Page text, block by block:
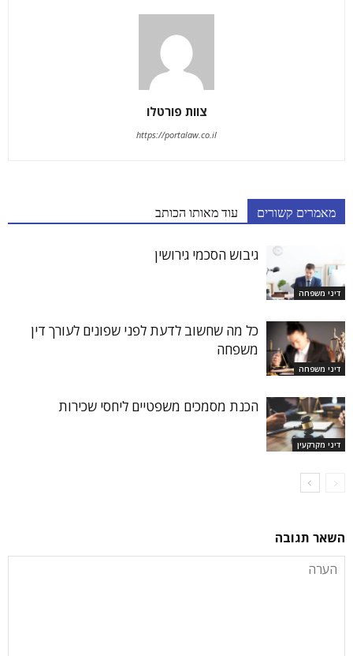
צוות פורטלו
https://portalaw.co.il
מאמרים קשורים עוד מאותו הכותב
דיני משפחה
גיבוש הסכמי גירושין
דיני משפחה
כל מה שחשוב לדעת לפני שפונים לעורך דין
משפחה
דיני מקרקעין
הכנת מסמכים משפטיים ליחסי שכירות
השאר תגובה